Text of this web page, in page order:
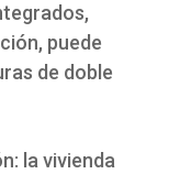
puede
de doble
la vivienda